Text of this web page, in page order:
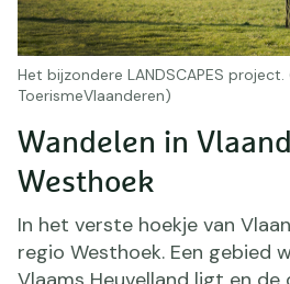
Het bijzondere LANDSCAPES
ToerismeVlaanderen)
Wandelen in
Westhoek
In het verste hoekje van
regio Westhoek. Een gebied